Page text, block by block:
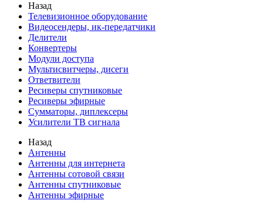
Назад
Телевизионное оборудование
Видеосендеры, ик-передатчики
Делители
Конвертеры
Модули доступа
Мультисвитчеры, дисеги
Ответвители
Ресиверы спутниковые
Ресиверы эфирные
Сумматоры, диплексеры
Усилители ТВ сигнала
Назад
Антенны
Антенны для интернета
Антенны сотовой связи
Антенны спутниковые
Антенны эфирные